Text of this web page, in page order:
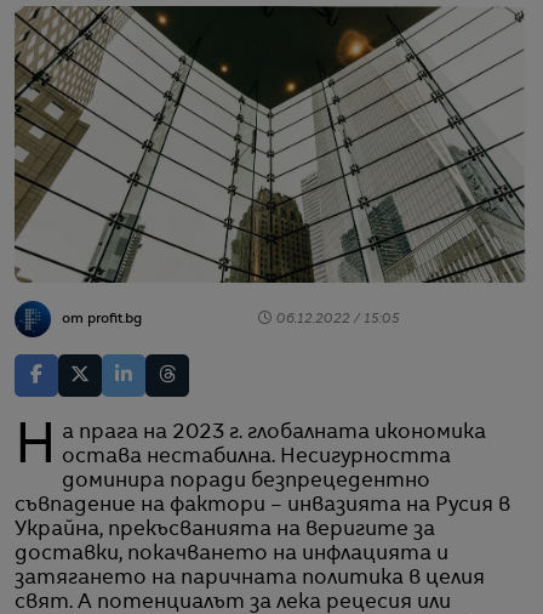
от profit.bg 06.12.2022 / 15:05
На прага на 2023 г. глобалната икономика
остава нестабилна. Несигурността
доминира поради безпрецедентно
съвпадение на фактори – инвазията на Русия в
Украйна, прекъсванията на веригите за
доставки, покачването на инфлацията и
затягането на паричната политика в целия
свят. А потенциалът за лека рецесия или